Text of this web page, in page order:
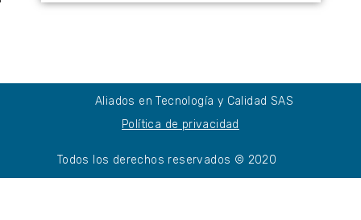
Aliados en Tecnología y Calidad SAS
Política de privacidad
Todos los derechos reservados © 2020